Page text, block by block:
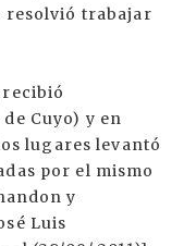
resolvió trabajar
recibió
Cuyo) y en
lugares levantó
por el mismo
y
Luis